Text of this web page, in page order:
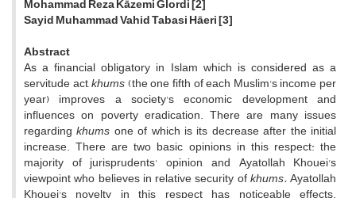
Mohammad Reza Kāzemi Glordi[2]
Sayid Muhammad Vahid Tabasi Hāeri[3]
Abstract
As a financial obligatory in Islam which is considered as a
servitude act,khums(the one fifth of each Muslim's income per
year) improves a society's economic development and
influences on poverty eradication. There are many issues
regardingkhums one of which is its decrease after the initial
increase. There are two basic opinions in this respect: the
majority of jurisprudents' opinion, and Ayatollah Khouei's
viewpoint who believes in relative security ofkhums.Ayatollah